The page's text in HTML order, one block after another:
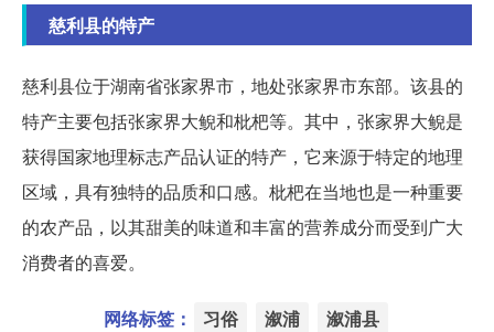
慈利县的特产
慈利县位于湖南省张家界市，地处张家界市东部。该县的
特产主要包括张家界大鲵和枇杷等。其中，张家界大鲵是
获得国家地理标志产品认证的特产，它来源于特定的地理
区域，具有独特的品质和口感。枇杷在当地也是一种重要
的农产品，以其甜美的味道和丰富的营养成分而受到广大
消费者的喜爱。
网络标签： 习俗 溆浦 溆浦县